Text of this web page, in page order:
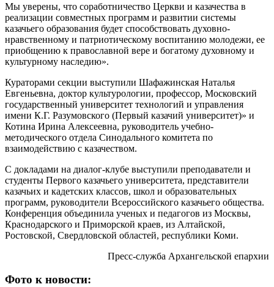
Мы уверены, что соработничество Церкви и казачества в
реализации совместных программ и развитии системы
казачьего образования будет способствовать духовно-
нравственному и патриотическому воспитанию молодежи, ее
приобщению к православной вере и богатому духовному и
культурному наследию».
Кураторами секции выступили Шафажинская Наталья
Евгеньевна, доктор культурологии, профессор, Московский
государственный университет технологий и управления
имени К.Г. Разумовского (Первый казачий университет)» и
Котина Ирина Алексеевна, руководитель учебно-
методического отдела Синодального комитета по
взаимодействию с казачеством.
С докладами на диалог-клубе выступили преподаватели и
студенты Первого казачьего университета, представители
казачьих и кадетских классов, школ и образовательных
программ, руководители Всероссийского казачьего общества.
Конференция объединила ученых и педагогов из Москвы,
Краснодарского и Приморской краев, из Алтайской,
Ростовской, Свердловской областей, республики Коми.
Пресс-служба Архангельской епархии
Фото к новости: